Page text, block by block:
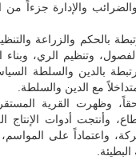
والإدارة جزءاً
والزراعة
وتنظيم الري، وبناء
بالدين والسلطة
مع الدين والسلطة.
وظهرت القرية
وأنتجت أدوات الإنتاج
واعتماداً على